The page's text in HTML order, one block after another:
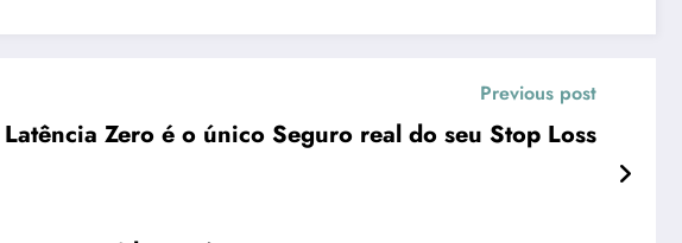
Previous post
Zero é o único Seguro real do seu Stop Loss